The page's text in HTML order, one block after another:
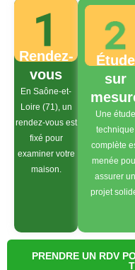
Rendez-
vous
En Saône-et-
Loire (71), un
rendez-vous est
fixé pour
examiner votre
maison.
Étude
sur
Une étude
technique
complète
menée
assurer un
projet
PRENDRE UN RDV